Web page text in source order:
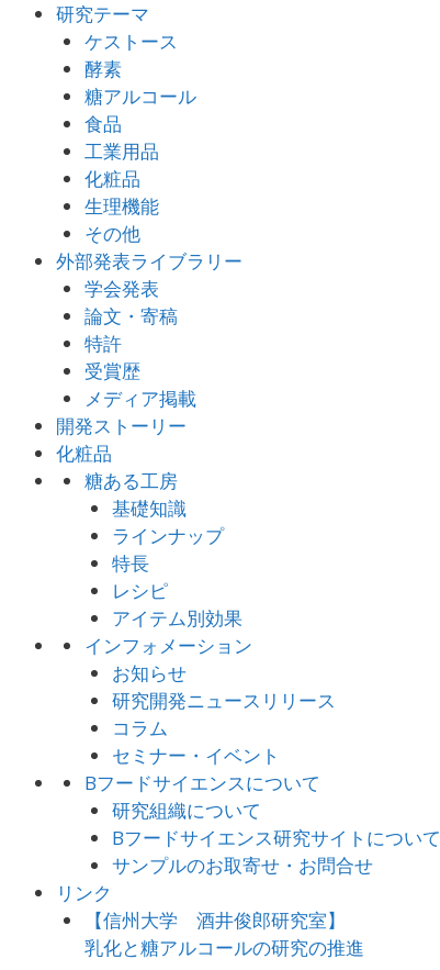
研究テーマ
ケストース
酵素
糖アルコール
食品
工業用品
化粧品
生理機能
その他
外部発表ライブラリー
学会発表
論文・寄稿
特許
受賞歴
メディア掲載
開発ストーリー
化粧品
糖ある工房
基礎知識
ラインナップ
特長
レシピ
アイテム別効果
インフォメーション
お知らせ
研究開発ニュースリリース
コラム
セミナー・イベント
Bフードサイエンスについて
研究組織について
Bフードサイエンス研究サイトについて
サンプルのお取寄せ・お問合せ
リンク
【信州大学 酒井俊郎研究室】
乳化と糖アルコールの研究の推進